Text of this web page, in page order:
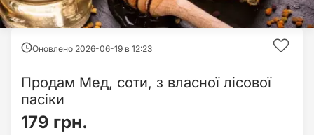
Оновлено 2026-06-19 в 12:23
Продам Мед, соти, з власної лісової
пасіки
179 грн.